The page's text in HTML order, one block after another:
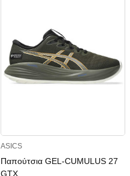
ASICS
Παπούτσια GEL-CUMULUS 27
GTX